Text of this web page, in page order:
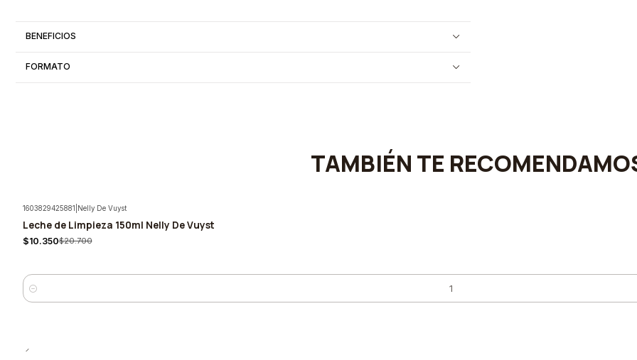
BENEFICIOS
FORMATO
TAMBIÉN TE
-50%
1603829425881 Nelly De Vuyst
Leche de Limpieza 150ml Nelly De Vuyst
$10.350$20.700
Quantity